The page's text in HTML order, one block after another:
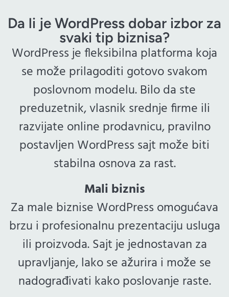
Da li je WordPress dobar izbor za
svaki tip biznisa?
WordPress je fleksibilna platforma koja
se može prilagoditi gotovo svakom
poslovnom modelu. Bilo da ste
preduzetnik, vlasnik srednje firme ili
razvijate online prodavnicu, pravilno
postavljen WordPress sajt može biti
stabilna osnova za rast.
Mali biznis
Za male biznise WordPress omogućava
brzu i profesionalnu prezentaciju usluga
ili proizvoda. Sajt je jednostavan za
upravljanje, lako se ažurira i može se
nadograđivati kako poslovanje raste.